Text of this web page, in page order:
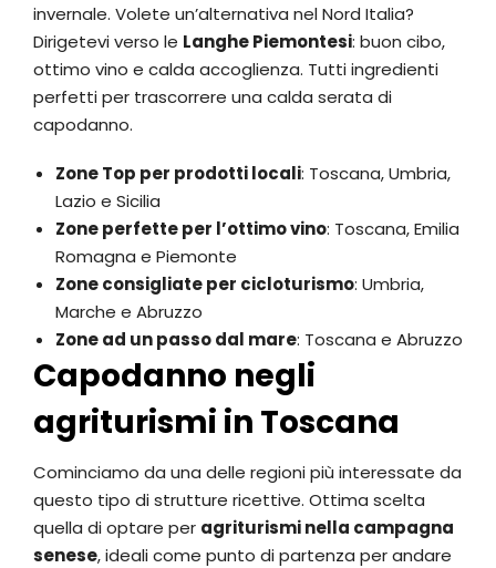
invernale. Volete un’alternativa nel Nord Italia?
Dirigetevi verso le Langhe Piemontesi: buon cibo,
ottimo vino e calda accoglienza. Tutti ingredienti
perfetti per trascorrere una calda serata di
capodanno.
Zone Top per prodotti locali: Toscana, Umbria,
Lazio e Sicilia
Zone perfette per l’ottimo vino: Toscana, Emilia
Romagna e Piemonte
Zone consigliate per cicloturismo: Umbria,
Marche e Abruzzo
Zone ad un passo dal mare: Toscana e Abruzzo
Capodanno negli
agriturismi in Toscana
Cominciamo da una delle regioni più interessate da
questo tipo di strutture ricettive. Ottima scelta
quella di optare per agriturismi nella campagna
senese, ideali come punto di partenza per andare